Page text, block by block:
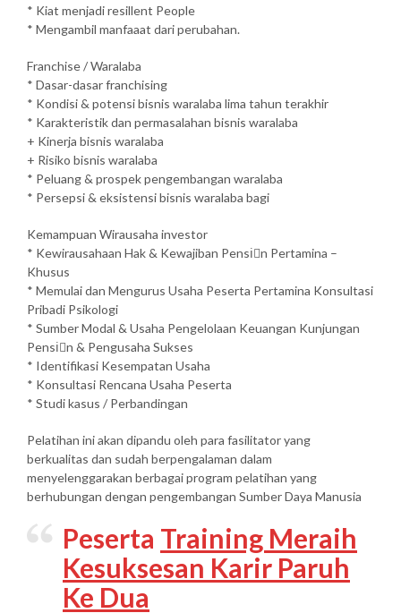
* Kiat menjadi resillent People
* Mengambil manfaaat dari perubahan.
Franchise / Waralaba
* Dasar-dasar franchising
* Kondisi & potensi bisnis waralaba lima tahun terakhir
* Karakteristik dan permasalahan bisnis waralaba
+ Kinerja bisnis waralaba
+ Risiko bisnis waralaba
* Peluang & prospek pengembangan waralaba
* Persepsi & eksistensi bisnis waralaba bagi
Kemampuan Wirausaha investor
* Kewirausahaan Hak & Kewajiban Pensiَn Pertamina –
Khusus
* Memulai dan Mengurus Usaha Peserta Pertamina Konsultasi
Pribadi Psikologi
* Sumber Modal & Usaha Pengelolaan Keuangan Kunjungan
Pensiَn & Pengusaha Sukses
* Identifikasi Kesempatan Usaha
* Konsultasi Rencana Usaha Peserta
* Studi kasus / Perbandingan
Pelatihan ini akan dipandu oleh para fasilitator yang
berkualitas dan sudah berpengalaman dalam
menyelenggarakan berbagai program pelatihan yang
berhubungan dengan pengembangan Sumber Daya Manusia
Peserta Training Meraih
Kesuksesan Karir Paruh
Ke Dua